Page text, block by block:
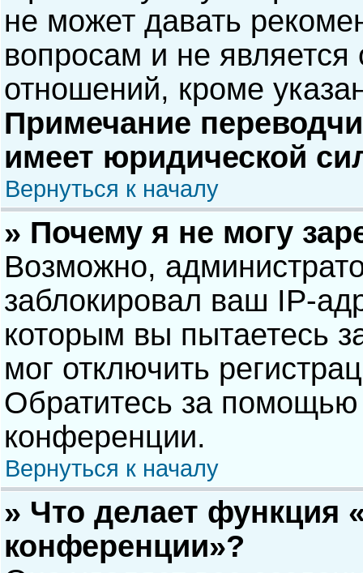
не может давать
вопросам и не
отношений, кроме
Примечание
имеет юридической
Вернуться к началу
» Почему я не могу
Возможно,
заблокировал ваш IP-
которым вы пытаетесь
мог отключить
Обратитесь за помощью
конференции.
Вернуться к началу
» Что делает функция
конференции»?